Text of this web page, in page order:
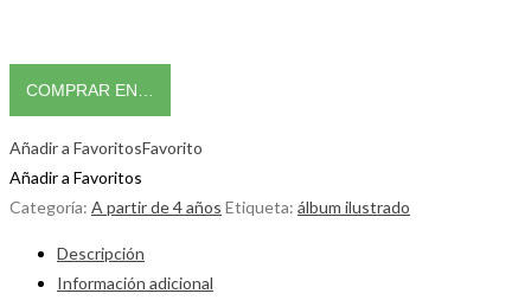
COMPRAR EN…
Añadir a FavoritosFavorito
Añadir a Favoritos
Categoría: A partir de 4 años Etiqueta: álbum ilustrado
Descripción
Información adicional